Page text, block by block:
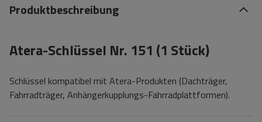
Produktbeschreibung
Atera-Schlüssel Nr. 151 (1 Stück)
Schlüssel kompatibel mit Atera-Produkten (Dachträger,
Fahrradträger, Anhängerkupplungs-Fahrradplattformen).